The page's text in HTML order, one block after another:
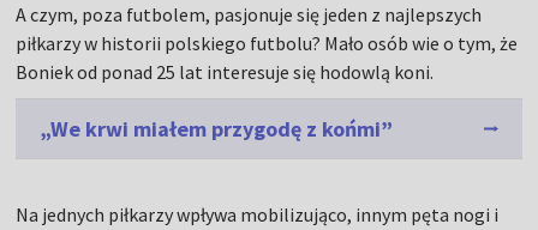
A czym, poza futbolem, pasjonuje się jeden z najlepszych
piłkarzy w historii polskiego futbolu? Mało osób wie o tym, że
Boniek od ponad 25 lat interesuje się hodowlą koni.
„We krwi miałem przygodę z końmi”
Na jednych piłkarzy wpływa mobilizująco, innym pęta nogi i